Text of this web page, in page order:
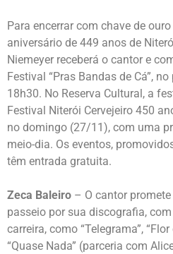
Para encerrar com chave de
aniversário de 449 anos de
Niemeyer receberá o cantor e
Festival “Pras Bandas de Cá”,
18h30. No Reserva Cultural, a
Festival Niterói Cervejeiro 450
no domingo (27/11), com uma
meio-dia. Os eventos,
têm entrada gratuita.
Zeca Baleiro – O cantor
passeio por sua discografia,
carreira, como “Telegrama”, “Flor
“Quase Nada” (parceria com